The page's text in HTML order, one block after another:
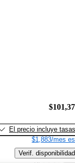
El precio incluye tasas
$1,883/mes
Verif. disponibilidad